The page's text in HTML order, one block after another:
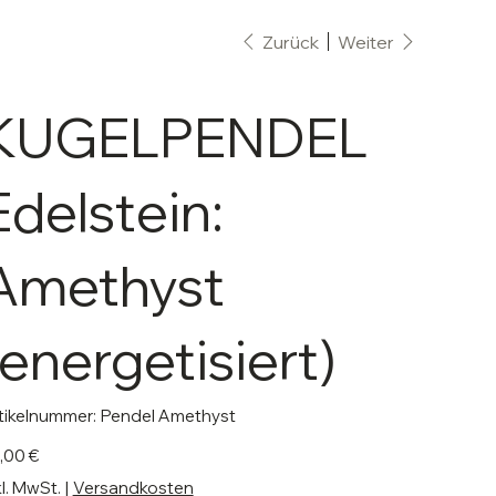
Zurück Weiter
Artikelnummer:
Pendel
Pendel Amethyst
€
MwSt. | Versandkosten